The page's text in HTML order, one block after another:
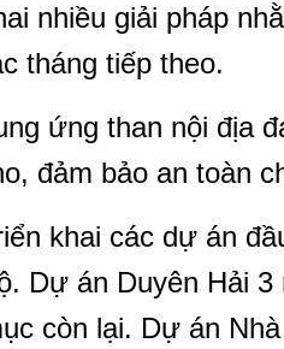
nhiều giải pháp
tháng tiếp theo.
ứng than nội địa
đảm bảo an toàn
khai các dự án
Dự án Duyên Hải
còn lại. Dự án